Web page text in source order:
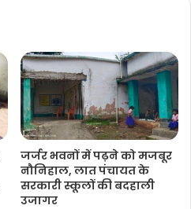
जर्जर भवनों में पढ़ने को मजबूर
नौनिहाल, लात पंचायत के
सरकारी स्कूलों की बदहाली
उजागर